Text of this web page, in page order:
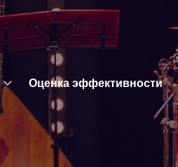
Оценка эффективности